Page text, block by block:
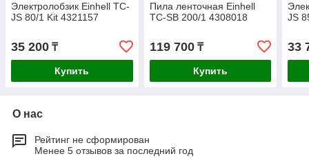
Электролобзик Einhell TC-
JS 80/1 Kit 4321157
35 200 ₸
Купить
Пила ленточная Einhell
TC-SB 200/1 4308018
119 700₸
Купить
JS
33
О нас
Рейтинг не сформирован
Менее 5 отзывов за последний год